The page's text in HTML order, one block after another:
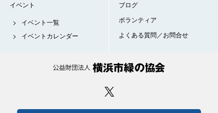
イベント
イベント一覧
イベントカレンダー
ブログ
ボランティア
よくある質問／お問合せ